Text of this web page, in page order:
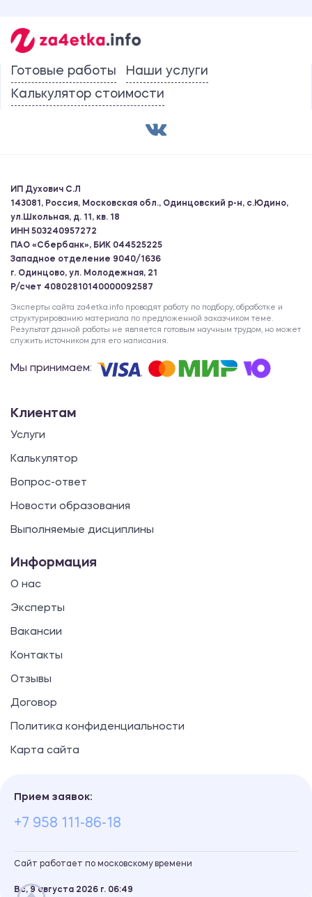
Готовые работы
Наши услуги
Калькулятор стоимости
ИП Духович С.Л
143081, Россия, Московская обл., Одинцовский р-н, с.Юдино,
ул.Школьная, д. 11, кв. 18
ИНН 503240957272
ПАО «Сбербанк», БИК 044525225
Западное отделение 9040/1636
г. Одинцово, ул. Молодежная, 21
Р/счет 40802810140000092587
Эксперты сайта za4etka.info проводят работу по подбору, обработке и
структурированию материала по предложенной заказчиком теме.
Результат данной работы не является готовым научным трудом, но может
служить источником для его написания.
Мы принимаем:
Клиентам
Услуги
Калькулятор
Вопрос-ответ
Новости образования
Выполняемые дисциплины
Информация
О нас
Эксперты
Вакансии
Контакты
Отзывы
Договор
Политика конфиденциальности
Карта сайта
Прием заявок:
+7 958 111-86-18
Сайт работает по московскому времени
Вс, 9 августа 2026 г. 06 49